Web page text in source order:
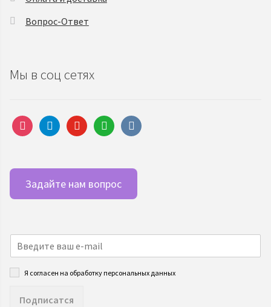
Вопрос-Ответ
Мы в соц сетях
instagramtelegramyoutubewhatsappvkontakte
Задайте нам вопрос
Я согласен на обработку персональных данных
Подписатся